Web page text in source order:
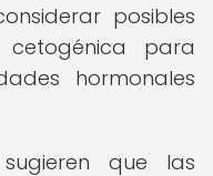
posibles
para
hormonales
sugieren que las